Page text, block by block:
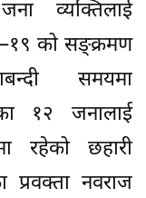
व्यक्तिलाई
को सङ्क्रमण
समयमा
१२ जनालाई
रहेको छहारी
प्रवक्ता नवराज